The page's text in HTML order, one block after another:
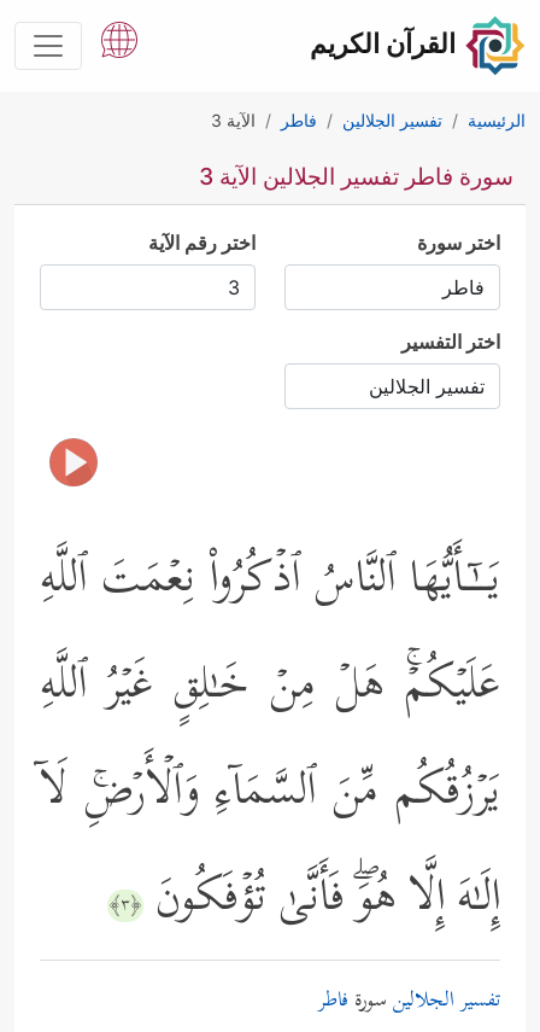
القرآن الكريم
الرئيسية تفسير الجلالين فاطر الآية 3
سورة فاطر تفسير الجلالين الآية 3
اختر سورة اختر رقم الآية
اختر التفسير
یَــٰۤـأَیُّهَا ٱلنَّاسُ ٱذۡكُرُواْ نِعۡمَتَ ٱللَّهِ
عَلَیۡكُمۡۚ هَلۡ مِنۡ خَـٰلِقٍ غَیۡرُ ٱللَّهِ
یَرۡزُقُكُم مِّنَ ٱلسَّمَاۤءِ وَٱلۡأَرۡضِۚ لَاۤ
إِلَـٰهَ إِلَّا هُوَۖ فَأَنَّىٰ تُؤۡفَكُونَ ﴿٣﴾
تفسير الجلالينسورة فاطر